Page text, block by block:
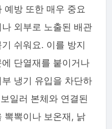
예방 또한 매우 중요
외부로 노출된 배관
쉬워요. 이를 방지
단열재를 붙이거나
냉기 유입을 차단하
일러 본체와 연결된
뽁뽁이나 보온재, 낡